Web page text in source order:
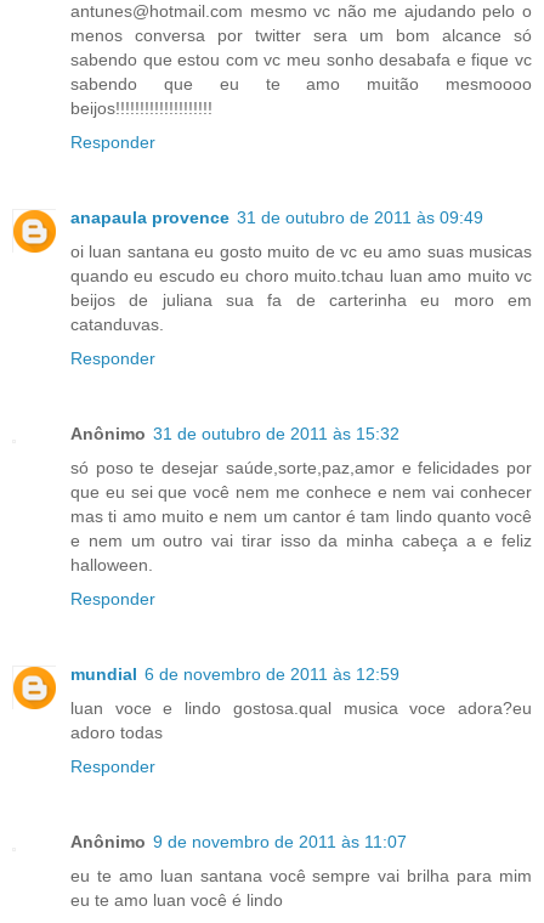
antunes@hotmail.com mesmo vc não me ajudando pelo o
menos conversa por twitter sera um bom alcance só
sabendo que estou com vc meu sonho desabafa e fique vc
sabendo que eu te amo muitão mesmoooo
beijos!!!!!!!!!!!!!!!!!!!!
Responder
anapaula provence 31 de outubro de 2011 às 09:49
oi luan santana eu gosto muito de vc eu amo suas musicas
quando eu escudo eu choro muito.tchau luan amo muito vc
beijos de juliana sua fa de carterinha eu moro em
catanduvas.
Responder
Anônimo 31 de outubro de 2011 às 15:32
só poso te desejar saúde,sorte,paz,amor e felicidades por
que eu sei que você nem me conhece e nem vai conhecer
mas ti amo muito e nem um cantor é tam lindo quanto você
e nem um outro vai tirar isso da minha cabeça a e feliz
halloween.
Responder
mundial 6 de novembro de 2011 às 12:59
luan voce e lindo gostosa.qual musica voce adora?eu
adoro todas
Responder
Anônimo 9 de novembro de 2011 às 11:07
eu te amo luan santana você sempre vai brilha para mim
eu te amo luan você é lindo